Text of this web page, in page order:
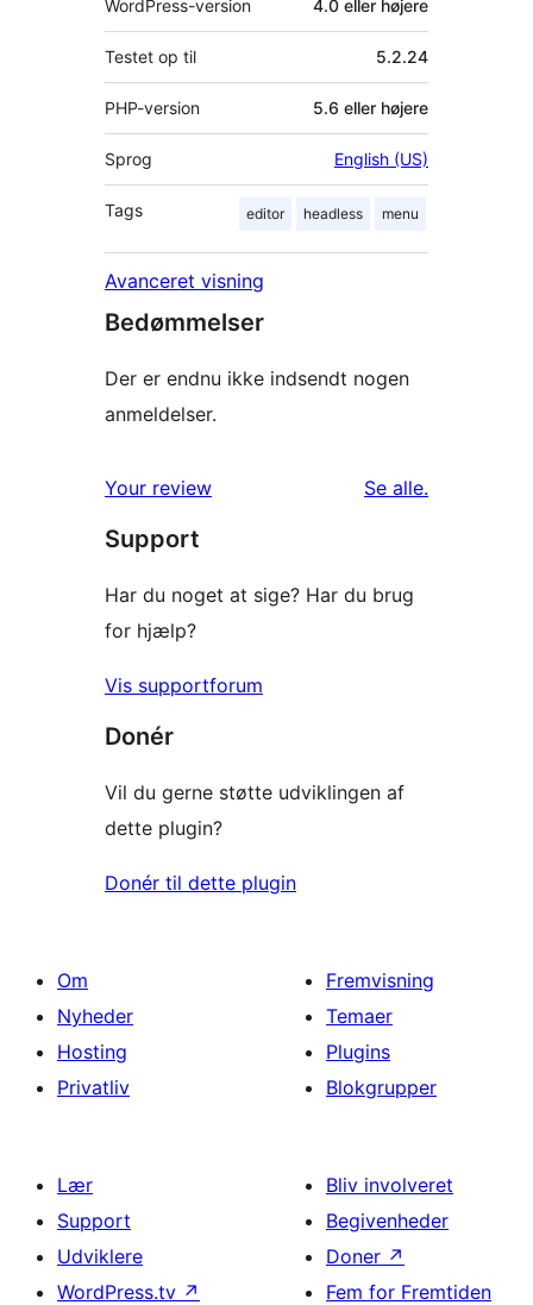
WordPress-version 4.0 eller højere
Testet op til 5.2.24
PHP-version 5.6 eller højere
Sprog English (US)
Tags editor headless menu
Avanceret visning
Bedømmelser
Der er endnu ikke indsendt nogen
anmeldelser.
Your review Se alleanmeldelser
.
Support
Har du noget at sige? Har du brug
for hjælp?
Vis supportforum
Donér
Vil du gerne støtte udviklingen af
dette plugin?
Donér til dette plugin
Om
Nyheder
Hosting
Privatliv
Fremvisning
Temaer
Plugins
Blokgrupper
Lær
Support
Udviklere
WordPress.tv ↗
Bliv involveret
Begivenheder
Doner ↗
Fem for Fremtiden